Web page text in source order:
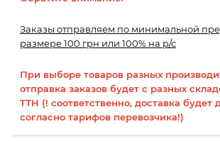
Заказы отправляем по минимальной
размере 100 грн или 100% на р/с
При выборе товаров разных
отправка заказов будет с разных
ТТН (! соответственно, доставка будет
согласно тарифов перевозчика!)